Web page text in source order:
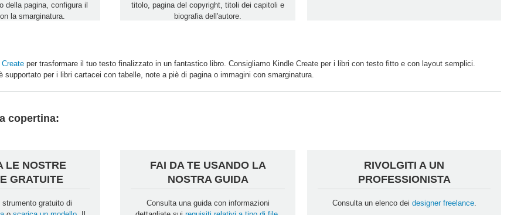
della pagina, configura il
la smarginatura.
titolo, pagina del copyright, titoli dei capitoli e
biografia dell'autore.
Create per trasformare il tuo testo finalizzato in un fantastico libro. Consigliamo Kindle Create per i libri con testo fitto e con layout semplici.
supportato per i libri cartacei con tabelle, note a piè di pagina o immagini con smarginatura.
copertina:
LE NOSTRE
GRATUITE
strumento gratuito di
FAI DA TE USANDO LA
NOSTRA GUIDA
Consulta una guida con informazioni
RIVOLGITI A UN
PROFESSIONISTA
Consulta un elenco dei designer freelance.